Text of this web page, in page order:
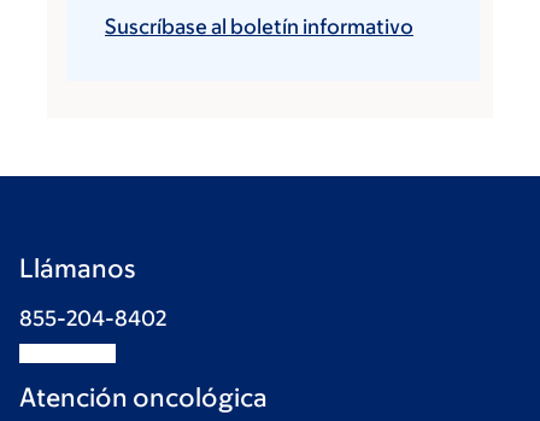
Suscríbase al boletín informativo
Llámanos
855-204-8402
Atención oncológica